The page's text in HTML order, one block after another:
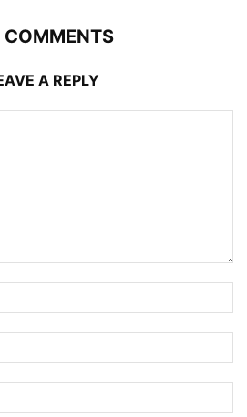
COMMENTS
A REPLY